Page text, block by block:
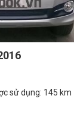
sử dụng: 145 km